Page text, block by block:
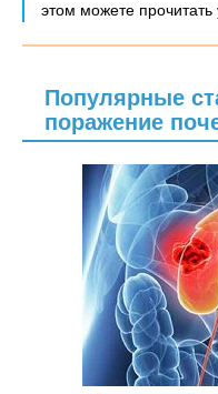
этом можете прочитать
Популярные
поражение